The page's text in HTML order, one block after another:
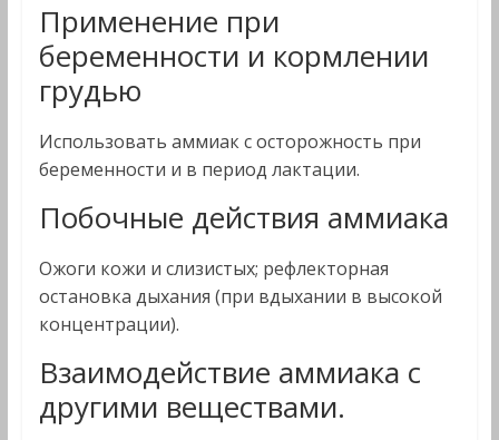
Применение при
беременности и кормлении
грудью
Использовать аммиак с осторожность при
беременности и в период лактации.
Побочные действия аммиака
Ожоги кожи и слизистых; рефлекторная
остановка дыхания (при вдыхании в высокой
концентрации).
Взаимодействие аммиака с
другими веществами.